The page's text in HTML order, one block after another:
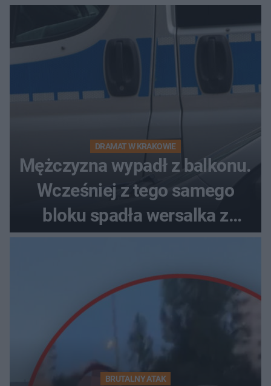
DRAMAT W KRAKOWIE
Mężczyzna wypadł z balkonu.
Wcześniej z tego samego
bloku spadła wersalka z
pościelą
BRUTALNY ATAK